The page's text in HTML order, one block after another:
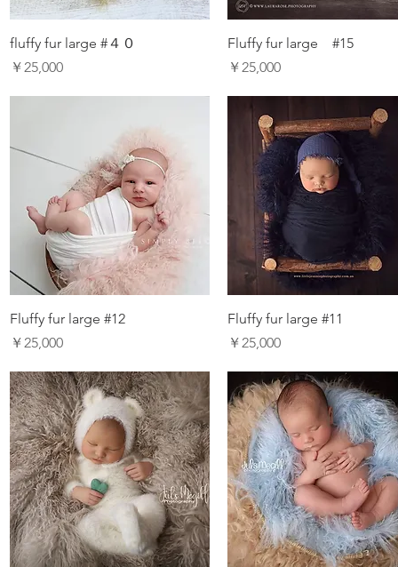
fluffy fur large #４０
価格
￥25,000
Fluffy fur large #15
価格
￥25,000
Fluffy fur large #12
価格
￥25,000
Fluffy fur large #11
価格
￥25,000